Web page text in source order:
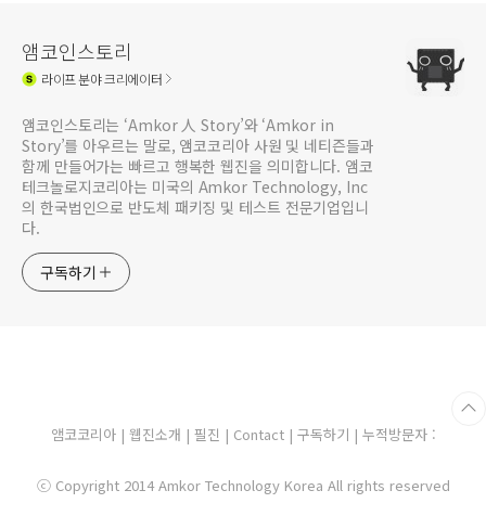
앰코인스토리
라이프분야 크리에이터
앰코인스토리는 ‘Amkor 人 Story’와 ‘Amkor in
Story’를 아우르는 말로, 앰코코리아 사원 및 네티즌들과
함께 만들어가는 빠르고 행복한 웹진을 의미합니다. 앰코
테크놀로지코리아는 미국의 Amkor Technology, Inc
의 한국법인으로 반도체 패키징 및 테스트 전문기업입니
다.
구독하기
앰코코리아| 웹진소개 | 필진 | Contact | 구독하기 | 누적방문자 :
ⓒ Copyright 2014 Amkor Technology Korea All rights reserved